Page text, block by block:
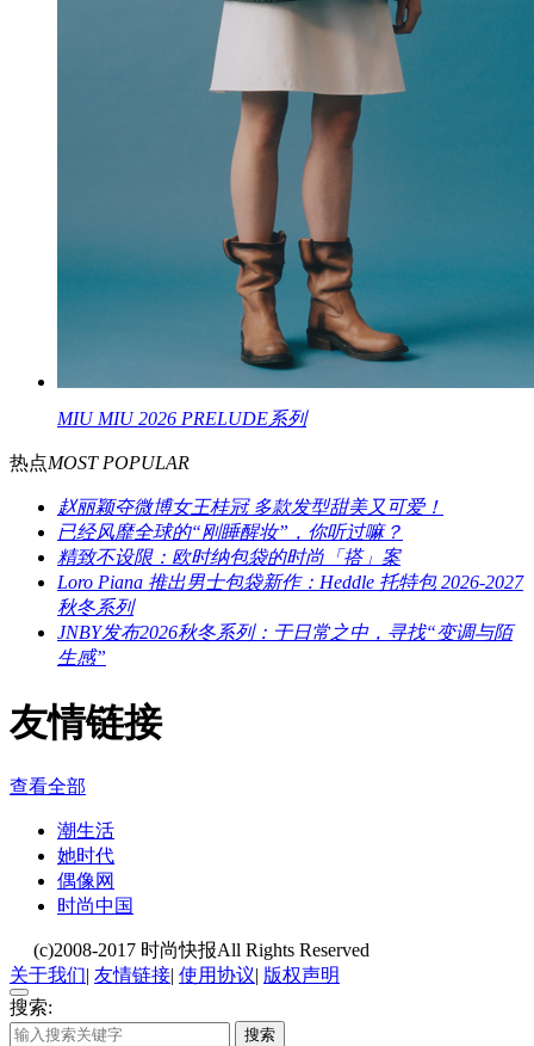
MIU MIU 2026 PRELUDE系列
热点MOST POPULAR
赵丽颖夺微博女王桂冠 多款发型甜美又可爱！
已经风靡全球的“刚睡醒妆”，你听过嘛？
精致不设限：欧时纳包袋的时尚「搭」案
Loro Piana 推出男士包袋新作：Heddle 托特包 2026-2027
秋冬系列
JNBY发布2026秋冬系列：于日常之中，寻找“变调与陌
生感”
友情链接
查看全部
潮生活
她时代
偶像网
时尚中国
(c)2008-2017 时尚快报All Rights Reserved
关于我们| 友情链接| 使用协议| 版权声明
搜索:
搜索